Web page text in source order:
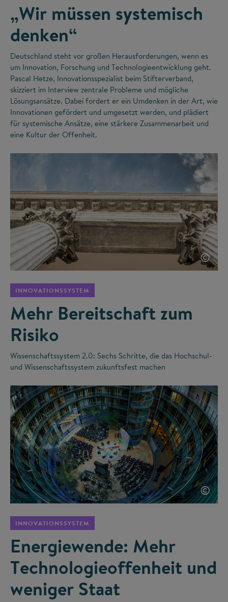
„Wir müssen systemisch
denken“
Deutschland steht vor großen Herausforderungen, wenn es
um Innovation, Forschung und Technologieentwicklung geht.
Pascal Hetze, Innovationsspezialist beim Stifterverband,
skizziert im Interview zentrale Probleme und mögliche
Lösungsansätze. Dabei fordert er ein Umdenken in der Art, wie
Innovationen gefördert und umgesetzt werden, und plädiert
für systemische Ansätze, eine stärkere Zusammenarbeit und
eine Kultur der Offenheit.
©
INNOVATIONSSYSTEM
Mehr Bereitschaft zum
Risiko
Wissenschaftssystem 2.0: Sechs Schritte, die das Hochschul-
und Wissenschaftssystem zukunftsfest machen
©
INNOVATIONSSYSTEM
Energiewende: Mehr
Technologieoffenheit und
weniger Staat